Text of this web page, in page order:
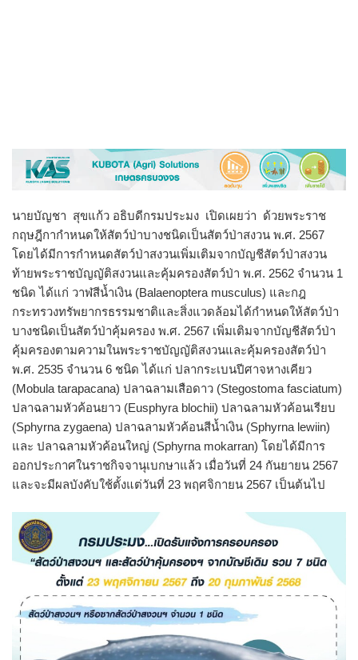
นายบัญชา สุขแก้ว อธิบดีกรมประมง เปิดเผยว่า ด้วยพระราช
กฤษฎีกากำหนดให้สัตว์ป่าบางชนิดเป็นสัตว์ป่าสงวน พ.ศ. 2567
โดยได้มีการกำหนดสัตว์ป่าสงวนเพิ่มเติมจากบัญชีสัตว์ป่าสงวน
ท้ายพระราชบัญญัติสงวนและคุ้มครองสัตว์ป่า พ.ศ. 2562 จำนวน 1
ชนิด ได้แก่ วาฬสีน้ำเงิน (Balaenoptera musculus) และกฎ
กระทรวงทรัพยากรธรรมชาติและสิ่งแวดล้อมได้กำหนดให้สัตว์ป่า
บางชนิดเป็นสัตว์ป่าคุ้มครอง พ.ศ. 2567 เพิ่มเติมจากบัญชีสัตว์ป่า
คุ้มครองตามความในพระราชบัญญัติสงวนและคุ้มครองสัตว์ป่า
พ.ศ. 2535 จำนวน 6 ชนิด ได้แก่ ปลากระเบนปีศาจหางเคียว
(Mobula tarapacana) ปลาฉลามเสือดาว (Stegostoma fasciatum)
ปลาฉลามหัวค้อนยาว (Eusphyra blochii) ปลาฉลามหัวค้อนเรียบ
(Sphyrna zygaena) ปลาฉลามหัวค้อนสีน้ำเงิน (Sphyrna lewiin)
และ ปลาฉลามหัวค้อนใหญ่ (Sphyrna mokarran) โดยได้มีการ
ออกประกาศในราชกิจจานุเบกษาแล้ว เมื่อวันที่ 24 กันยายน 2567
และจะมีผลบังคับใช้ตั้งแต่วันที่ 23 พฤศจิกายน 2567 เป็นต้นไป